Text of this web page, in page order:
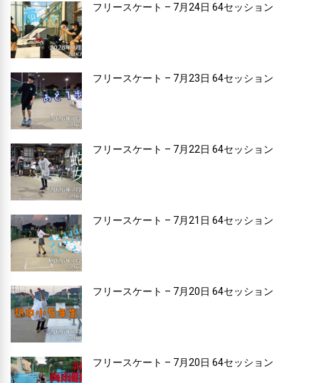
フリースケート – 7月24日 64セッション
フリースケート – 7月23日 64セッション
フリースケート – 7月22日 64セッション
フリースケート – 7月21日 64セッション
フリースケート – 7月20日 64セッション
フリースケート – 7月20日 64セッション